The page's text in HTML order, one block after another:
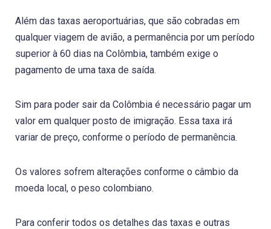
Além das taxas aeroportuárias, que são cobradas em
qualquer viagem de avião, a permanência por um período
superior à 60 dias na Colômbia, também exige o
pagamento de uma taxa de saída.
Sim para poder sair da Colômbia é necessário pagar um
valor em qualquer posto de imigração. Essa taxa irá
variar de preço, conforme o período de permanência.
Os valores sofrem alterações conforme o câmbio da
moeda local, o peso colombiano.
Para conferir todos os detalhes das taxas e outras